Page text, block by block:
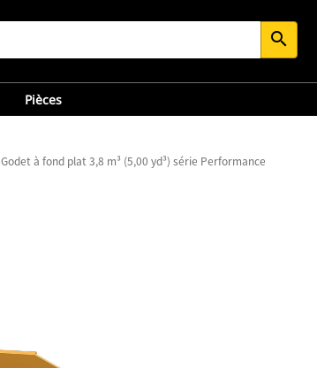
search
Pièces
Godet à fond plat 3,8 m³ (5,00 yd³) série Performance